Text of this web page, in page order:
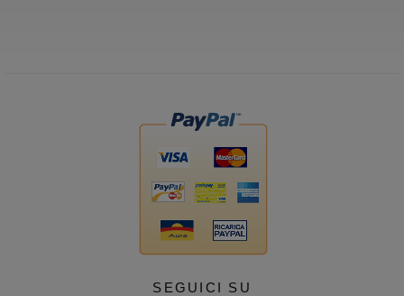
SEGUICI SU